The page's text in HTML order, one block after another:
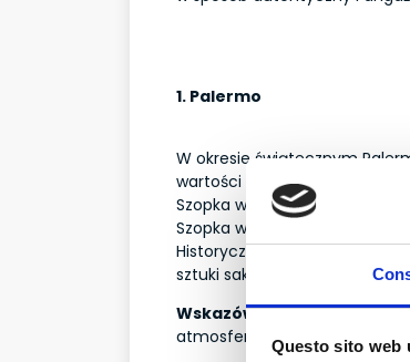
Questo sito web
1. Palermo
W okresie świątecznym
wartości historycznej i
Szopka w Katedrze w
Szopka w Kościele Św.
Historyczne szopki w innych
sztuki sakralnej i dawnych
Wskazówka: aby najlepiej
atmosfera tworzą wyjątkowy